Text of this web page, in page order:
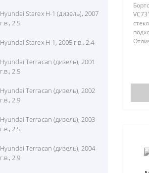
Hyundai Starex H-1 (дизель), 2007
г.в., 2.5
Hyundai Starex H-1, 2005 г.в., 2.4
Hyundai Terracan (дизель), 2001
г.в., 2.5
Hyundai Terracan (дизель), 2002
г.в., 2.9
Hyundai Terracan (дизель), 2003
г.в., 2.5
Hyundai Terracan (дизель), 2004
г.в., 2.9